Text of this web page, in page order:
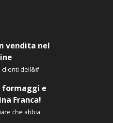
vendita nel
clienti dell&#
formaggi e
Franca!
che abbia